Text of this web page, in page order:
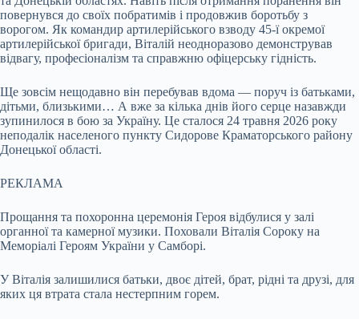
повернувся до своїх побратимів і продовжив боротьбу з
ворогом. Як командир артилерійського взводу 45-ї окремої
артилерійської бригади, Віталій неодноразово демонстрував
відвагу, професіоналізм та справжню офіцерську гідність.
Ще зовсім нещодавно він перебував вдома — поруч із батьками,
дітьми, близькими… А вже за кілька днів його серце назавжди
зупинилося в бою за Україну. Це сталося 24 травня 2026 року
неподалік населеного пункту Сидорове Краматорського району
Донецької області.
РЕКЛАМА
Прощання та похоронна церемонія Героя відбулися у залі
органної та камерної музики. Поховали Віталія Сороку на
Меморіалі Героям України у Самборі.
У Віталія залишилися батьки, двоє дітей, брат, рідні та друзі, для
яких ця втрата стала нестерпним горем.